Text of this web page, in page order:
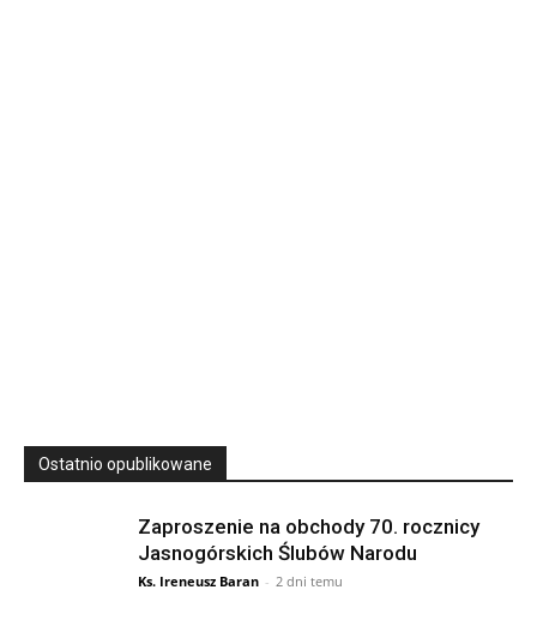
Ostatnio opublikowane
Zaproszenie na obchody 70. rocznicy
Jasnogórskich Ślubów Narodu
Ks. Ireneusz Baran - 2 dni temu